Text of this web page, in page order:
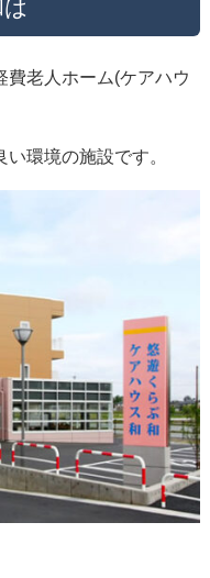
老人ホーム(ケアハウ
環境の施設です。